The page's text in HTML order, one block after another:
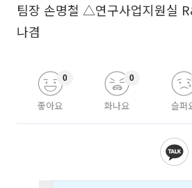
팀장 손명철 △연구사업지원실
나겸
좋아요
0
화나요
0
슬퍼